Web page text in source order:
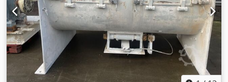
Maschine • Modell: NPS 1200 • Hersteller: NOWAK
Palettiersysteme GmbH • Leistung: bis zu 1.200 Säcke pro
Stunde (gemäß Spezifikation – Seite 1 des Dokuments) •
Palettenarten: • EURO 800 × 1200 mm • Einweg 800 × 1200
mm Dkodpexwy Dhefx Adhjr • Industrie 1000 × 1200 mm
(Seite 1) ⸻ Ausstattung und Aggregate des Sets (laut
Seite 2 des Dokuments) • Leermagazin – Kapazität 12 Stück,